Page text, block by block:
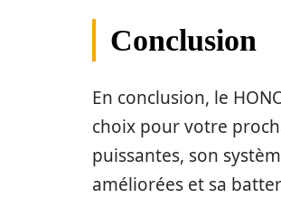
Conclusion
En conclusion, le
choix pour votre
puissantes, son
améliorées et sa